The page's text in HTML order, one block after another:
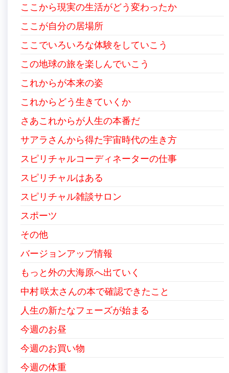
ここから現実の生活がどう変わったか
ここが自分の居場所
ここでいろいろな体験をしていこう
この地球の旅を楽しんでいこう
これからが本来の姿
これからどう生きていくか
さあこれからが人生の本番だ
サアラさんから得た宇宙時代の生き方
スピリチャルコーディネーターの仕事
スピリチャルはある
スピリチャル雑談サロン
スポーツ
その他
バージョンアップ情報
もっと外の大海原へ出ていく
中村 咲太さんの本で確認できたこと
人生の新たなフェーズが始まる
今週のお昼
今週のお買い物
今週の体重